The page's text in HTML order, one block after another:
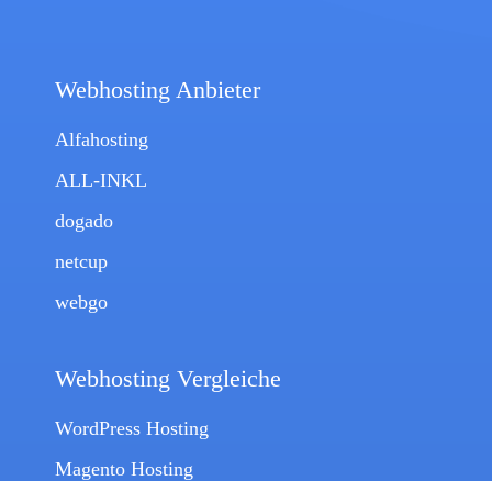
Webhosting Anbieter
Alfahosting
ALL-INKL
dogado
netcup
webgo
Webhosting Vergleiche
WordPress Hosting
Magento Hosting